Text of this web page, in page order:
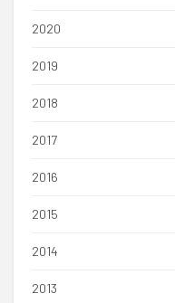
2020
2019
2018
2017
2016
2015
2014
2013